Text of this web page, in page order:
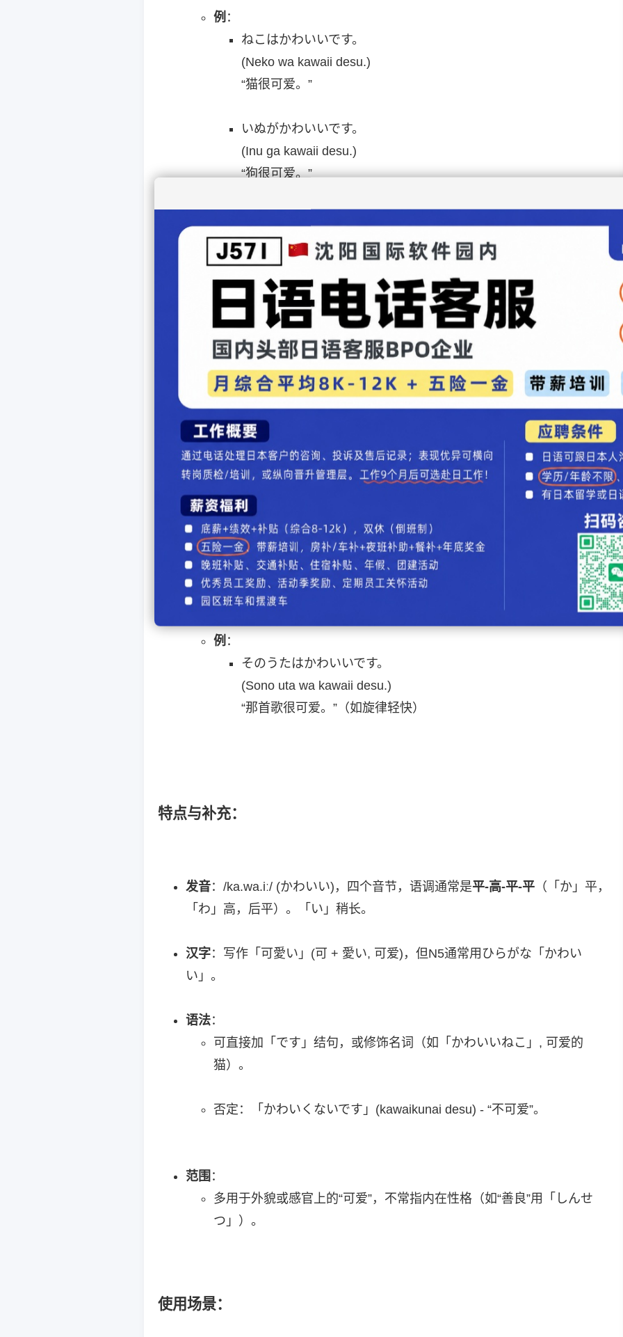
例 ：
ねこはかわいいです。
(Neko wa kawaii desu.)
“猫很可爱。”
いぬがかわいいです。
(Inu ga kawaii desu.)
“狗很可爱。”
物品或东西
形容小巧、精致或设计讨喜的物品，如玩具、衣服等。
例：
このほんはかわいいです。
(Kono hon wa kawaii desu.)
“这本书很可爱。”（如封面设计）
かわいいかばんをかいます。
(Kawaii kaban o kaimasu.)
抽象事物（有限使用）
有时用于形容行为、声音等让人感到温馨的事物。
例 ：
そのうたはかわいいです。
(Sono uta wa kawaii desu.)
“那首歌很可爱。”（如旋律轻快）
特点与补充：
发音：/ka.wa.iː/ (かわいい)，四个音节，语调通常是平-高-平-平 （「か」平，
「わ」高，后平）。「い」稍长。
汉字：写作「可愛い」(可 + 愛い, 可爱)，但N5通常用ひらがな「かわい
い」。
语法：
可直接加「です」结句，或修饰名词（如「かわいいねこ」, 可爱的
猫）。
否定：「かわいくないです」(kawaikunai desu) - “不可爱”。
范围 ：
多用于外貌或感官上的“可爱”，不常指内在性格（如“善良”用「しんせ
つ」）。
使用场景：